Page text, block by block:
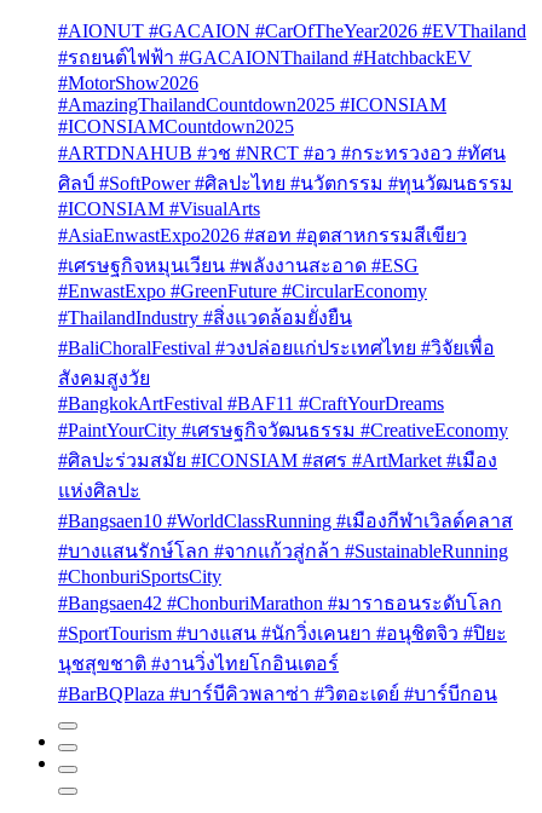
#AIONUT #GACAION #CarOfTheYear2026 #EVThailand
#รถยนต์ไฟฟ้า #GACAIONThailand #HatchbackEV
#MotorShow2026
#AmazingThailandCountdown2025 #ICONSIAM
#ICONSIAMCountdown2025
#ARTDNAHUB #วช #NRCT #อว #กระทรวงอว #ทัศน
ศิลป์ #SoftPower #ศิลปะไทย #นวัตกรรม #ทุนวัฒนธรรม
#ICONSIAM #VisualArts
#AsiaEnwastExpo2026 #สอท #อุตสาหกรรมสีเขียว
#เศรษฐกิจหมุนเวียน #พลังงานสะอาด #ESG
#EnwastExpo #GreenFuture #CircularEconomy
#ThailandIndustry #สิ่งแวดล้อมยั่งยืน
#BaliChoralFestival #วงปล่อยแก่ประเทศไทย #วิจัยเพื่อ
สังคมสูงวัย
#BangkokArtFestival #BAF11 #CraftYourDreams
#PaintYourCity #เศรษฐกิจวัฒนธรรม #CreativeEconomy
#ศิลปะร่วมสมัย #ICONSIAM #สศร #ArtMarket #เมือง
แห่งศิลปะ
#Bangsaen10 #WorldClassRunning #เมืองกีฬาเวิลด์คลาส
#บางแสนรักษ์โลก #จากแก้วสู่กล้า #SustainableRunning
#ChonburiSportsCity
#Bangsaen42 #ChonburiMarathon #มาราธอนระดับโลก
#SportTourism #บางแสน #นักวิ่งเคนยา #อนุชิตจิว #ปิยะ
นุชสุขชาติ #งานวิ่งไทยโกอินเตอร์
#BarBQPlaza #บาร์บีคิวพลาซ่า #วิตอะเดย์ #บาร์บีกอน